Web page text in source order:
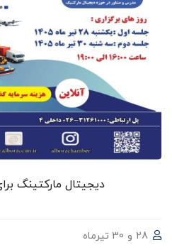
دیجیتال مارکتینگ
28 و 30 تیرماه